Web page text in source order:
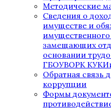
Методические
Сведения о
имуществе и
замещающих
основании
ГБОУВОРК
Обратная связь
коррупции
Формы